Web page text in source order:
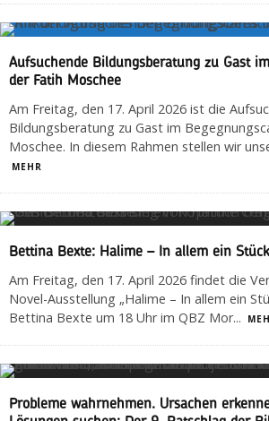
Aufsuchende Bildungsberatung zu Gast
der Fatih Moschee
Am Freitag, den 17. April 2026 ist die
Bildungsberatung zu Gast im
Moschee. In diesem Rahmen stellen wir
MEHR
Bettina Bexte: Halime – In allem ein
Am Freitag, den 17. April 2026 findet die
Novel-Ausstellung „Halime – In allem ein
Bettina Bexte um 18 Uhr im QBZ Mor...
Probleme wahrnehmen. Ursachen